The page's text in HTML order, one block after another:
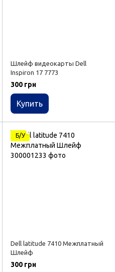
Шлейф видеокарты Dell
Inspiron 17 7773
300 грн
Купить
Б/У
Dell latitude 7410 Межплатный
Шлейф
300 грн